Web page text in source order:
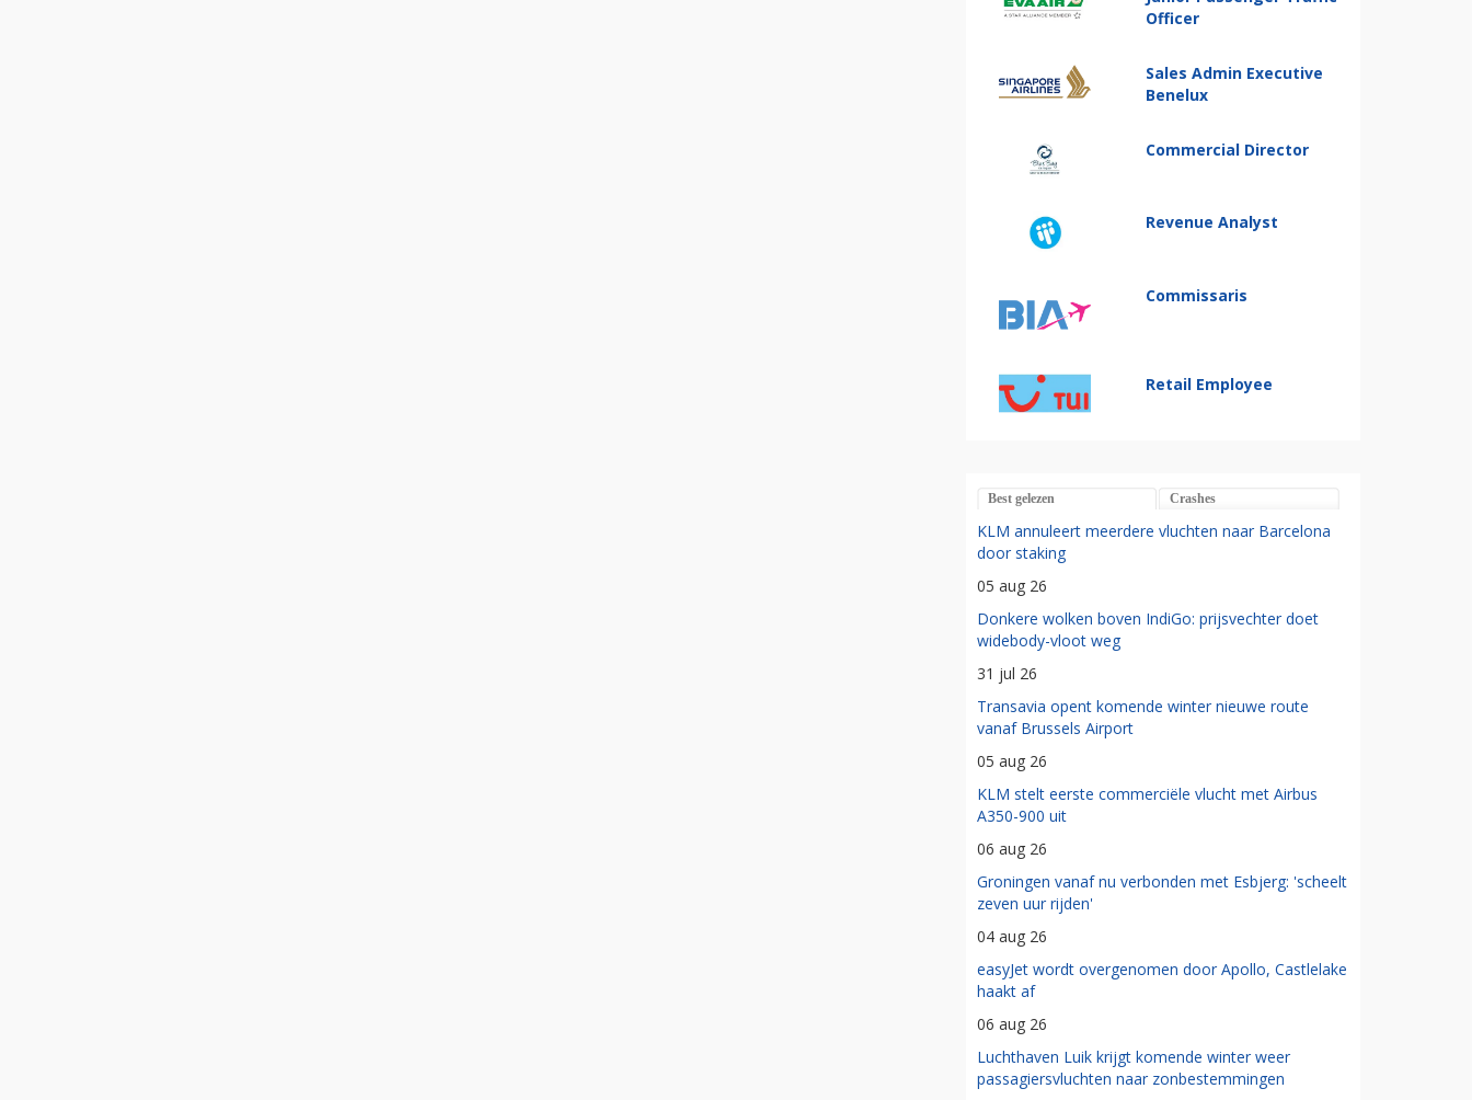
Officer
Sales Admin Executive
Benelux
Commercial Director
Revenue Analyst
Commissaris
Retail Employee
Best gelezen Crashes
KLM annuleert meerdere vluchten naar Barcelona
door staking
05 aug 26
Donkere wolken boven IndiGo: prijsvechter doet
widebody-vloot weg
31 jul 26
Transavia opent komende winter nieuwe route
vanaf Brussels Airport
05 aug 26
KLM stelt eerste commerciële vlucht met Airbus
A350-900 uit
06 aug 26
Groningen vanaf nu verbonden met Esbjerg: 'scheelt
zeven uur rijden'
04 aug 26
easyJet wordt overgenomen door Apollo, Castlelake
haakt af
06 aug 26
Luchthaven Luik krijgt komende winter weer
passagiersvluchten naar zonbestemmingen